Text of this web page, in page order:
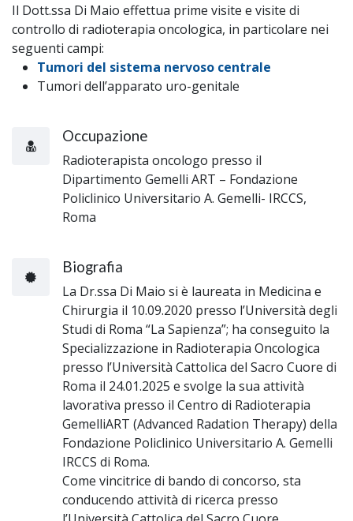
Il Dott.ssa Di Maio effettua prime visite e visite di
controllo di radioterapia oncologica, in particolare nei
seguenti campi:
Tumori del sistema nervoso centrale
Tumori dell’apparato uro-genitale
Occupazione
Radioterapista oncologo presso il
Dipartimento Gemelli ART – Fondazione
Policlinico Universitario A. Gemelli- IRCCS,
Roma
Biografia
La Dr.ssa Di Maio si è laureata in Medicina e
Chirurgia il 10.09.2020 presso l’Università degli
Studi di Roma “La Sapienza”; ha conseguito la
Specializzazione in Radioterapia Oncologica
presso l’Università Cattolica del Sacro Cuore di
Roma il 24.01.2025 e svolge la sua attività
lavorativa presso il Centro di Radioterapia
GemelliART (Advanced Radation Therapy) della
Fondazione Policlinico Universitario A. Gemelli
IRCCS di Roma.
Come vincitrice di bando di concorso, sta
conducendo attività di ricerca presso